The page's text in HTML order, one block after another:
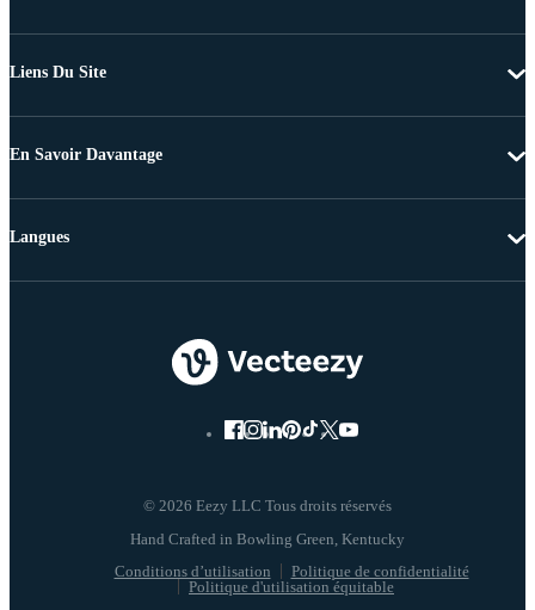
Liens Du Site
En Savoir Davantage
© 2026 Eezy LLC Tous droits réservés
Conditions d’utilisation
Politique de confidentialité
Politique d'utilisation équitable
Langues